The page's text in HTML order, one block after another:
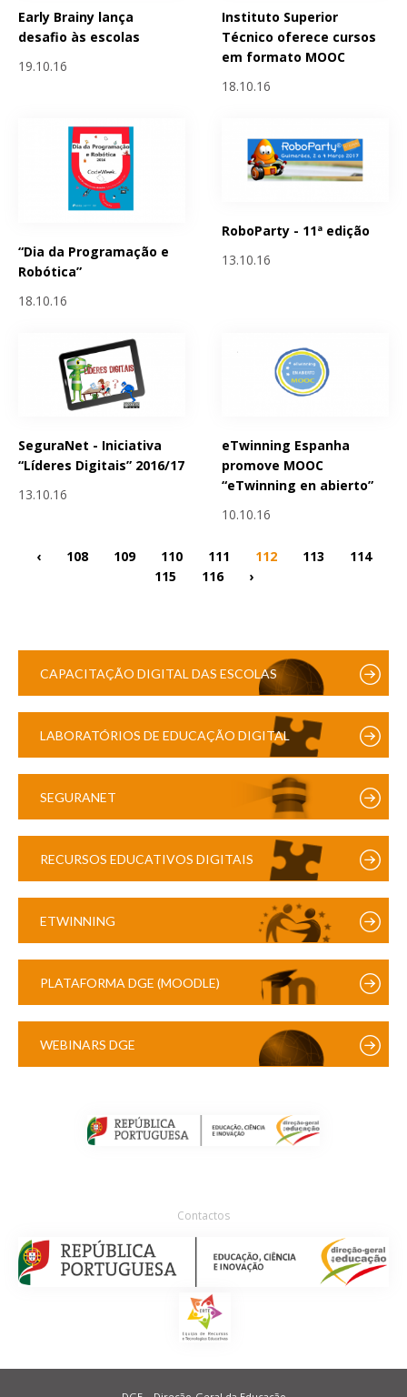
Early Brainy lança
desafio às escolas
19.10.16
Instituto Superior
Técnico oferece cursos
em formato MOOC
18.10.16
“Dia da Programação e
Robótica”
18.10.16
RoboParty - 11ª edição
13.10.16
SeguraNet - Iniciativa
“Líderes Digitais” 2016/17
13.10.16
eTwinning Espanha
promove MOOC
“eTwinning en abierto”
10.10.16
‹ 108 109 110 111 112 113
114
115
116 ›
CAPACITAÇÃO DIGITAL DAS ESCOLAS
LABORATÓRIOS DE EDUCAÇÃO DIGITAL
SEGURANET
RECURSOS EDUCATIVOS DIGITAIS
ETWINNING
PLATAFORMA DGE (MOODLE)
WEBINARS DGE
Contactos